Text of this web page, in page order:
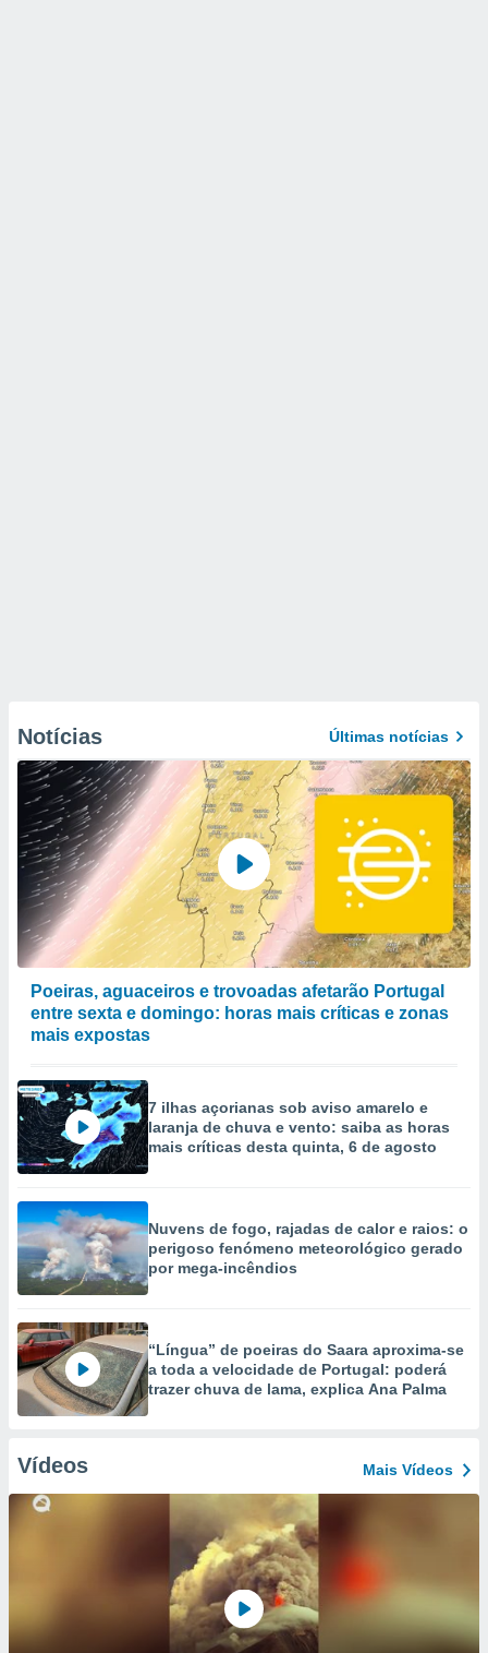
Notícias Últimas notícias
Poeiras, aguaceiros e trovoadas afetarão Portugal
entre sexta e domingo: horas mais críticas e zonas
mais expostas
7 ilhas açorianas sob aviso amarelo e
laranja de chuva e vento: saiba as horas
mais críticas desta quinta, 6 de agosto
Nuvens de fogo, rajadas de calor e raios: o
perigoso fenómeno meteorológico gerado
por mega-incêndios
“Língua” de poeiras do Saara aproxima-se
a toda a velocidade de Portugal: poderá
trazer chuva de lama, explica Ana Palma
Vídeos Mais Vídeos